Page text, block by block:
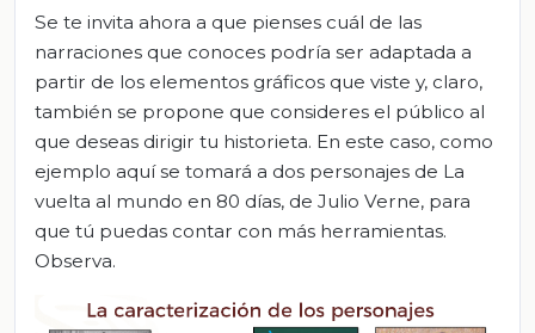
Se te invita ahora a que pienses cuál de las
narraciones que conoces podría ser adaptada a
partir de los elementos gráficos que viste y, claro,
también se propone que consideres el público al
que deseas dirigir tu historieta. En este caso, como
ejemplo aquí se tomará a dos personajes de La
vuelta al mundo en 80 días, de Julio Verne, para
que tú puedas contar con más herramientas.
Observa.